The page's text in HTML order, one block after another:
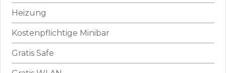
Heizung
Kostenpflichtige Minibar
Gratis Safe